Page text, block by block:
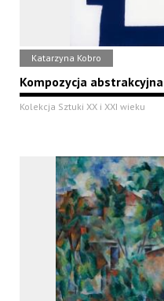
Katarzyna Kobro
Kompozycja abstrakcyjna
Kolekcja Sztuki XX i XXI wieku